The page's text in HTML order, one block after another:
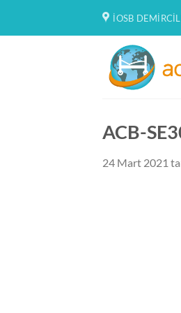
İOSB
ACB-
24 Mart 2021